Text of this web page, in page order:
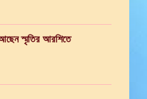
স্মৃতির আরশিতে